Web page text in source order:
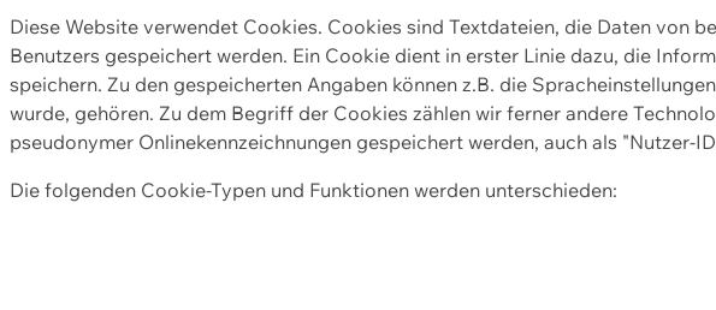
Diese Website verwendet Cookies. Cookies sind Textdateien, die Daten von
Benutzers gespeichert werden. Ein Cookie dient in erster Linie dazu, die
speichern. Zu den gespeicherten Angaben können z.B. die
wurde, gehören. Zu dem Begriff der Cookies zählen wir ferner andere
pseudonymer Onlinekennzeichnungen gespeichert werden, auch als "Nutzer-
Die folgenden Cookie-Typen und Funktionen werden unterschieden: